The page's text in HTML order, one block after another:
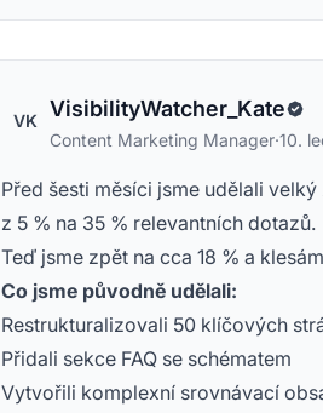
VK VisibilityWatcher_Kate
Content Marketing Manager·10.
Před šesti měsíci jsme udělali
z 5 % na 35 % relevantních dotazů.
Teď jsme zpět na cca 18 % a
Co jsme původně udělali:
Restrukturalizovali 50 klíčových
Přidali sekce FAQ se schématem
Vytvořili komplexní srovnávací